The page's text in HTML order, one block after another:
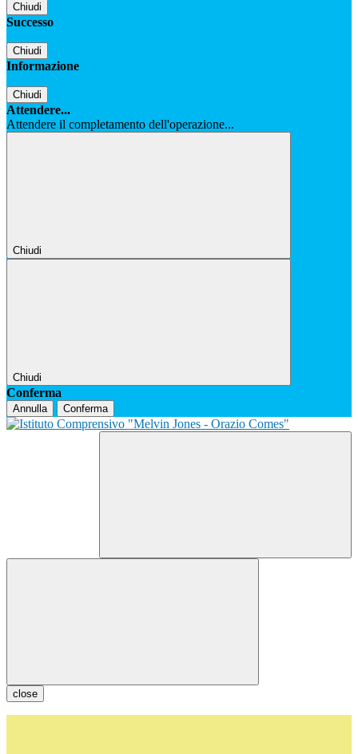
Chiudi
Successo
Chiudi
Informazione
Chiudi
Attendere...
Attendere il completamento dell'operazione...
Chiudi
Chiudi
Conferma
Annulla Conferma
close